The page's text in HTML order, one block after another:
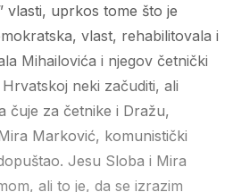
vlasti, uprkos tome što je
vlast, rehabilitovala i
Mihailovića i njegov četnički
neki začuditi, ali
čuje za četnike i Dražu,
Marković, komunistički
Jesu Sloba i Mira
ali to je, da se izrazim